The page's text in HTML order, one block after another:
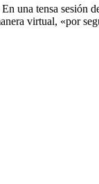
tensa sesión
virtual, «por